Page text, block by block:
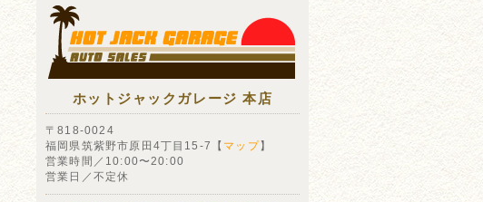
ホットジャックガレージ 本店
〒818-0024
福岡県筑紫野市原田4丁目15-7【 マップ】
営業時間／10:00〜20:00
営業日／不定休